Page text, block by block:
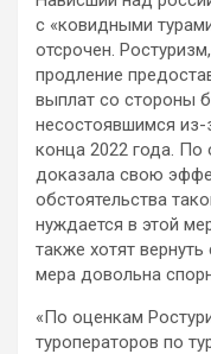
с «ковидными
отсрочен.
продление
выплат со стороны
несостоявшимся из-
конца 2022 года.
доказала свою
обстоятельства
нуждается в этой
также хотят
мера довольна
«По оценкам
туроператоров по